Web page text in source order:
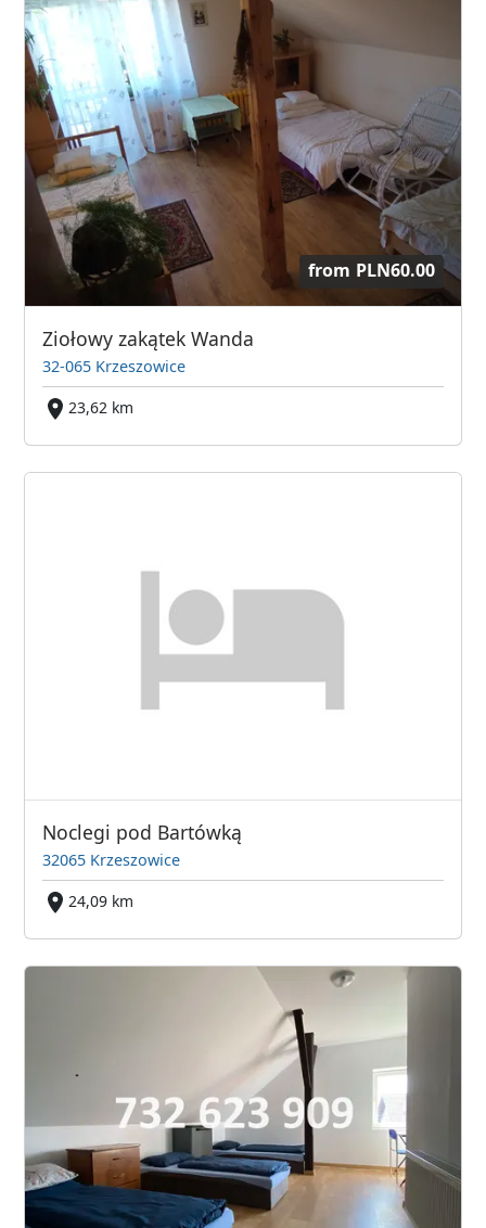
from PLN60.00
Ziołowy zakątek Wanda
32-065 Krzeszowice
23,62 km
Noclegi pod Bartówką
32065 Krzeszowice
24,09 km